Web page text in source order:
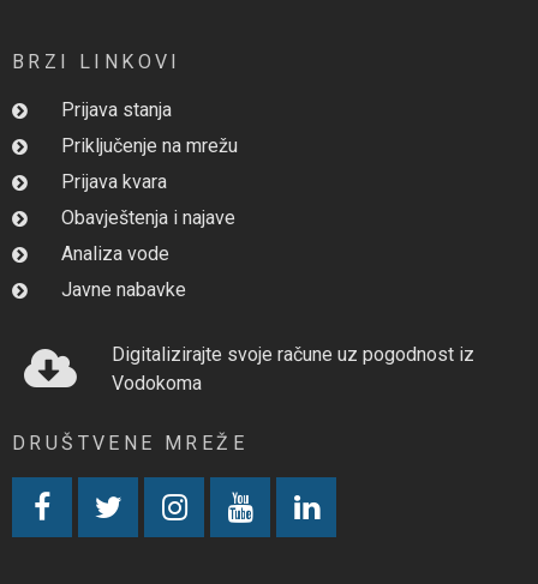
BRZI LINKOVI
Prijava stanja
Priključenje na mrežu
Prijava kvara
Obavještenja i najave
Analiza vode
Javne nabavke
Digitalizirajte svoje račune uz pogodnost iz
Vodokoma
DRUŠTVENE MREŽE